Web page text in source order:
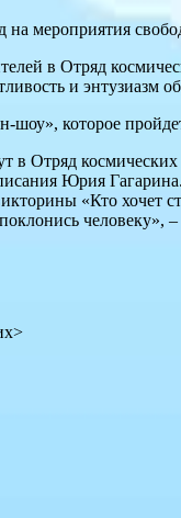
на мероприятия
в Отряд
и
которое
в Отряд
Юрия
«Кто хочет
человеку»,